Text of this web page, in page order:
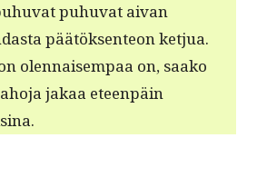
puhu­vat aivan
päätök­sen­teon ketjua.
olen­naisem­paa on, saako
jakaa eteen­päin